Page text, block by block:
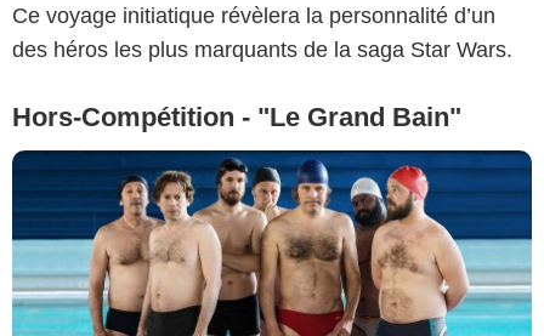
Ce voyage initiatique révèlera la personnalité d’un
des héros les plus marquants de la saga Star Wars.
Hors-Compétition - "Le Grand Bain"